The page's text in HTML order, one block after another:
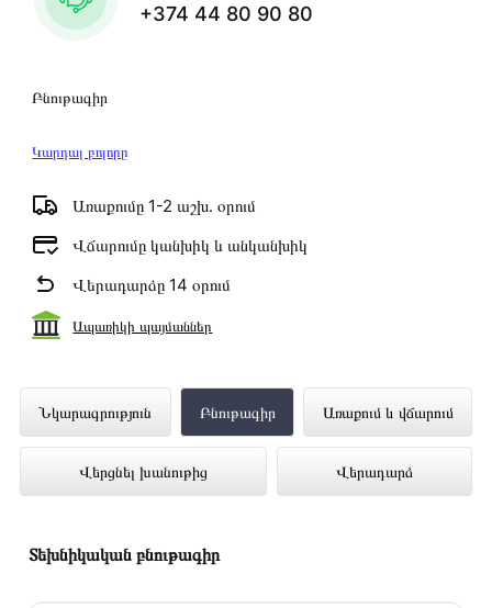
Բնութագիր
Կարդալ բոլորը
Առաքումը 1-2 աշխ․ օրում
Վճարումը կանխիկ և անկանխիկ
Վերադարձը 14 օրում
Ապառիկի պայմաններ
+374 44 80 90 80
Նկարագրություն Բնութագիր Առաքում և վճարում
Վերցնել խանութից Վերադարձ
Նոթբուք LENOVO 3-15IAU7 I5-1235U
8GB SSD256 15.6" (82RK00QTRK)
ներկայացված է Technomix առցանց
Տեխնիկական բնութագիր